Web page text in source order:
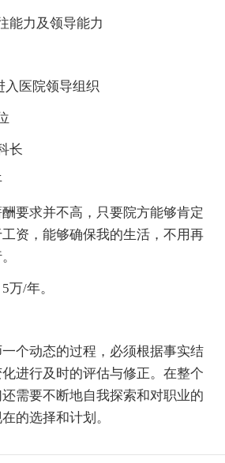
能力及领导能力
入医院领导组织
长
要求并不高，只要院方能够肯定
资，能够确保我的生活，不用再
万/年。
个动态的过程，必须根据事实结
进行及时的评估与修正。在整个
需要不断地自我探索和对职业的
的选择和计划。